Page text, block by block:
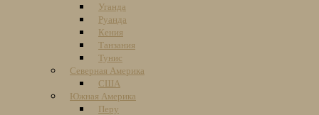
Уганда
Руанда
Кения
Танзания
Тунис
Северная Америка
США
Южная Америка
Перу